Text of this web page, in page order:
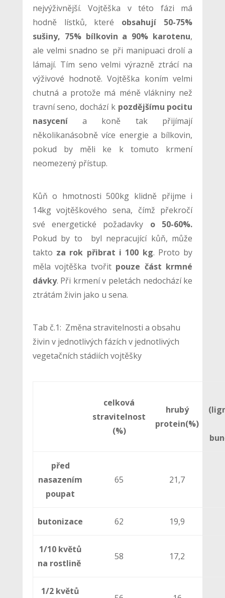
nejvýživnější. Vojtěška v této fázi má
hodně lístků, které obsahují 50-75%
sušiny, 75% bílkovin a 90% karotenu,
ale velmi snadno se při manipuaci drolí a
lámají. Tím seno velmi výrazně ztrácí na
výživové hodnotě. Vojtěška koním velmi
chutná a protože má méně vlákniny než
travní seno, dochází kpozdějšímu pocitu
nasycenía koně tak přijímají
několikanásobně více energie a bílkovin,
pokud by měli ke k tomuto krmení
neomezený přístup.
Kůň o hmotnosti 500kg klidně přijme i
14kg vojtěškového sena, čímž překročí
své energetické požadavky o 50-60%.
Pokud by to byl nepracující kůň, může
takto za rok přibrat i 100 kg. Proto by
měla vojtěška tvořitpouze část krmné
dávky. Při krmení v peletách nedochází ke
ztrátám živin jako u sena.
Tab č.1: Změna stravitelnosti a obsahu
živin v jednotlivých fázích v jednotlivých
vegetačních stádiích vojtěšky
celková
stravitelnost
(%)
hrubý
protein(%)
před
nasazením
poupat
65 21,7
butonizace 62 19,9
1/10 květů
na rostlině
58 17,2
1/2 květů